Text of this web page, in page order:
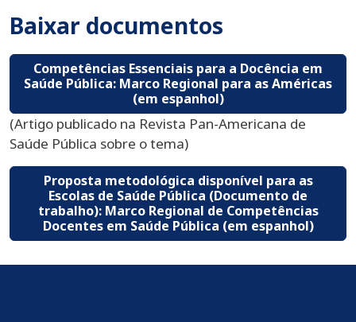
Baixar documentos
Competências Essenciais para a Docência em
Saúde Pública: Marco Regional para as Américas
(em espanhol)
(Artigo publicado na Revista Pan-Americana de
Saúde Pública sobre o tema)
Proposta metodológica disponível para as
Escolas de Saúde Pública (Documento de
trabalho): Marco Regional de Competências
Docentes em Saúde Pública (em espanhol)